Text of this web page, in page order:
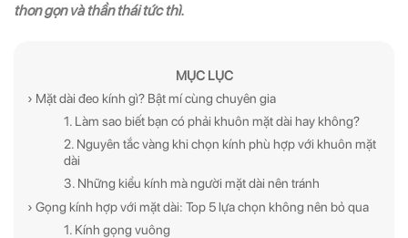
thon gọn và thần thái tức thì.
MỤC LỤC
› Mặt dài đeo kính gì? Bật mí cùng chuyên gia
1. Làm sao biết bạn có phải khuôn mặt dài hay không?
2. Nguyên tắc vàng khi chọn kính phù hợp với khuôn mặt
dài
3. Những kiểu kính mà người mặt dài nên tránh
› Gọng kính hợp với mặt dài: Top 5 lựa chọn không nên bỏ qua
1. Kính gọng vuông